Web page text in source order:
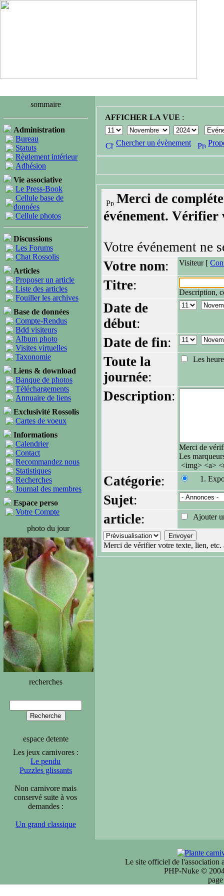
sommaire
Administration
Bureau
Statuts
Règlement intérieur
Adhésion
Vie associative
Le Press-Book
Cellule base de
données
Cellule photos
Discussions
Les Forums
Chat Rossolis
Articles
Proposer un article
Liste des articles
Fouiller les archives
Base de données
Compte-Rendus
Bdd visiteurs
Album photo
Visites virtuelles
Taxonomie
Liens & download
Banque de photos
Téléchargements
Annuaire de liens
Exclusivité Rossolis
Cartes de voeux
Informations
Calendrier
Contact
Recommandez nous
Statistiques
Recherches
Journal des membres
Espace perso
Votre Compte
photo du jour
recherches
espace detente
Les jeux carnivores :
Le pendu
Puzzles glissants
Non carnivore mais
conservé suite à vos
demandes :
Un grand classique
AFFICHER LA VUE :
Chercher un évènement
Merci de
événement. Vérifier
Votre événement ne
Votre nom: Visiteur [
Titre: Description,
Date de
début:
Date de fin:
Toute la
journée:
Les
Description:
Merci de
Les
<img> <a>
Catégorie: 1.
Sujet:
article: Ajouter
Merci de vérifier votre texte, lien, etc.
Le site officiel de l'association
PHP-Nuke ©